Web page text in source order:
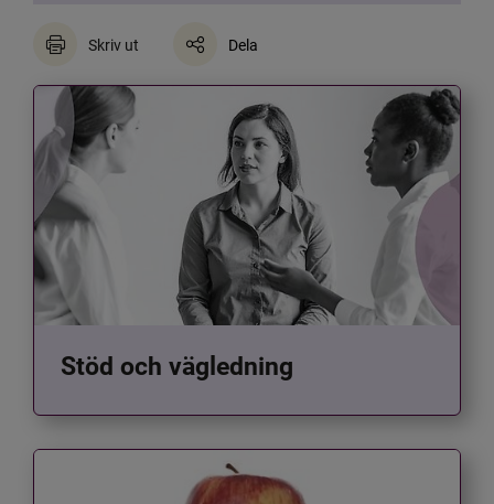
Skriv ut Dela
Stöd och vägledning